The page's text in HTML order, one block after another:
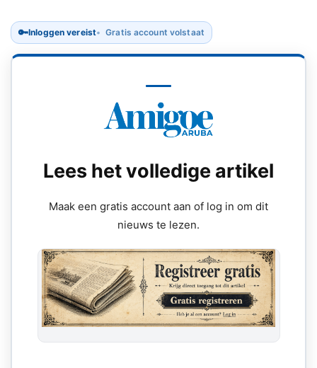
🔑Inloggen vereist Gratis account volstaat
Lees het volledige artikel
Maak een gratis account aan of log in om dit
nieuws te lezen.